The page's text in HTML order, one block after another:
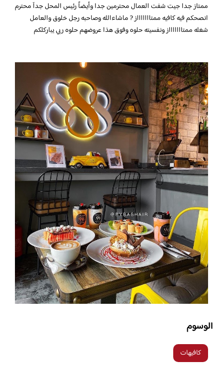
ممتاز جدا جيت شفت العمال محترمين جدا وأيضاً رئيس المحل جدآ محترم
انصحكم فيه كافيه ممتاااااااز ? ماشاءالله وصاحبه رجل خلوق والعامل
شغله ممتاااااااز ونفسيته حلوه وفوق هذا عروضهم حلوه ربي يباركلكم
الوسوم
كافيهات